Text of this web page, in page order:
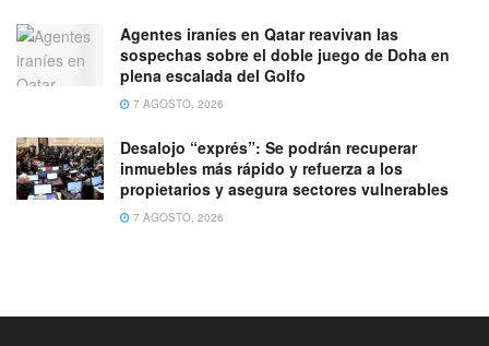
Agentes iraníes en Qatar reavivan las
sospechas sobre el doble juego de Doha en
plena escalada del Golfo
7 AGOSTO, 2026
Desalojo “exprés”: Se podrán recuperar
inmuebles más rápido y refuerza a los
propietarios y asegura sectores vulnerables
7 AGOSTO, 2026